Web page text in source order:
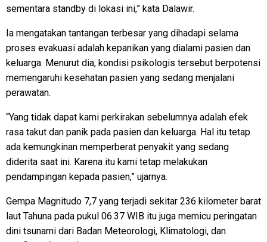
sementara standby di lokasi ini,” kata Dalawir.
Ia mengatakan tantangan terbesar yang dihadapi selama
proses evakuasi adalah kepanikan yang dialami pasien dan
keluarga. Menurut dia, kondisi psikologis tersebut berpotensi
memengaruhi kesehatan pasien yang sedang menjalani
perawatan.
“Yang tidak dapat kami perkirakan sebelumnya adalah efek
rasa takut dan panik pada pasien dan keluarga. Hal itu tetap
ada kemungkinan memperberat penyakit yang sedang
diderita saat ini. Karena itu kami tetap melakukan
pendampingan kepada pasien,” ujarnya.
Gempa Magnitudo 7,7 yang terjadi sekitar 236 kilometer barat
laut Tahuna pada pukul 06.37 WIB itu juga memicu peringatan
dini tsunami dari Badan Meteorologi, Klimatologi, dan